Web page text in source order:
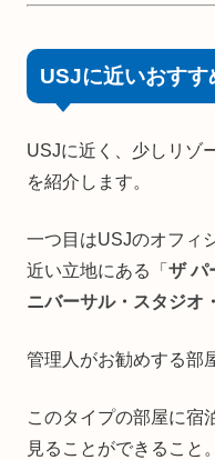
USJに近いおすす
USJに近く、少しリゾ
を紹介します。
一つ目はUSJのオフィ
近い立地にある「 ザ パ
ニバーサル・スタジオ
管理人がお勧めする部
このタイプの部屋に宿
見ることができること。